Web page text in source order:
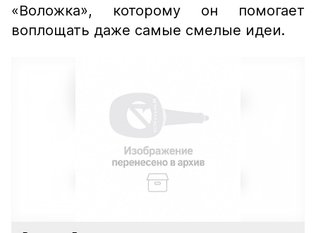
«Воложка», которому он помогает
воплощать даже самые смелые идеи.